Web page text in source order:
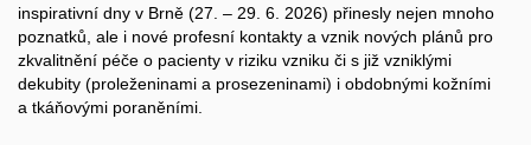
inspirativní dny v Brně (27. – 29. 6. 2026) přinesly nejen mnoho
poznatků, ale i nové profesní kontakty a vznik nových plánů pro
zkvalitnění péče o pacienty v riziku vzniku či s již vzniklými
dekubity (proleženinami a prosezeninami) i obdobnými kožními
a tkáňovými poraněními.